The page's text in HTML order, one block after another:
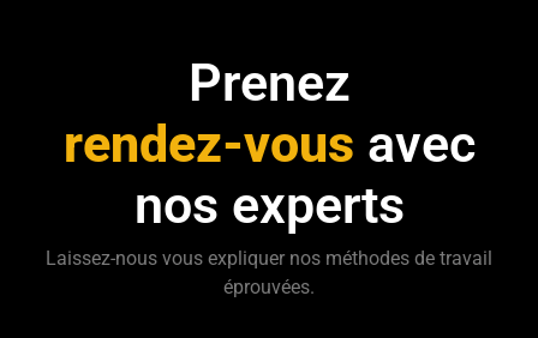
Prenez
rendez-vous avec
nos experts
Laissez-nous vous expliquer nos méthodes de travail
éprouvées.